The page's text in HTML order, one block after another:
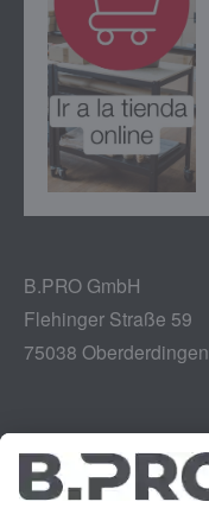
B.PRO GmbH
Flehinger Straße 59
75038 Oberderdingen
Aviso legal